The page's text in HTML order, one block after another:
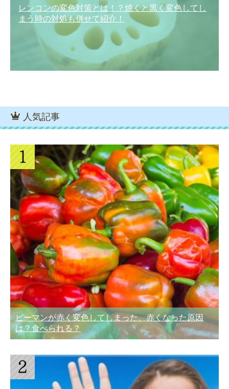
レンコンの変色対策とは！？焼くと黒く変色してし
まう時の対処も併せて紹介！
人気記事
ピーマンが赤く変色してしまった、赤くなった原因
は？食べられる？